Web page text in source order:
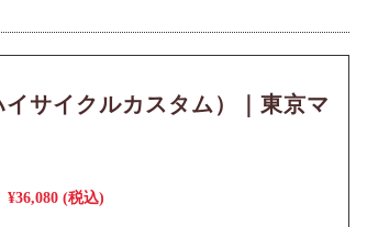
サイクルカスタム）｜東京マ
¥36,080 (税込)